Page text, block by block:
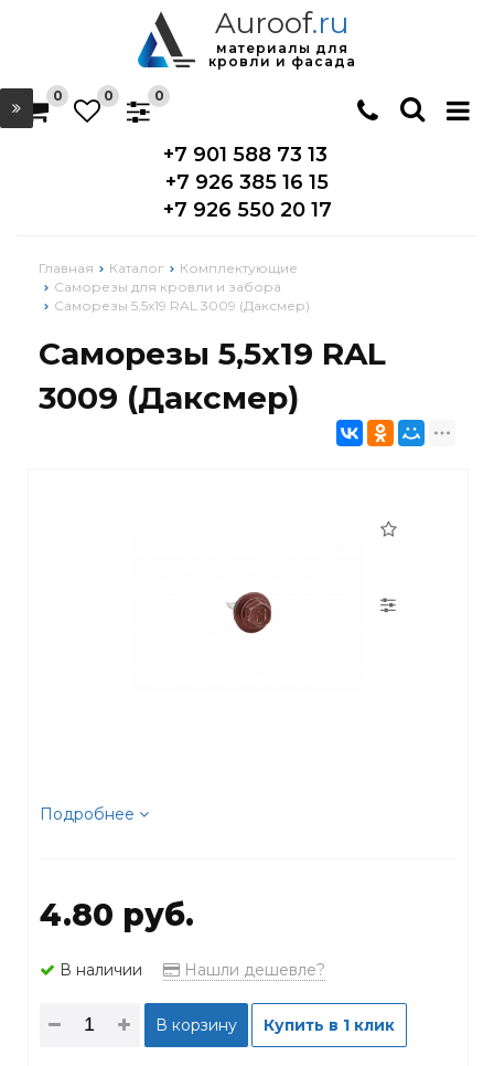
Auroof.ru
материалы для
кровли и фасада
+7 901 588 73 13
+7 926 385 16 15
+7 926 550 20 17
0 0 0
Главная Каталог
Комплектующие
Саморезы для кровли и забора
Саморезы 5,5х19 RAL 3009 (Даксмер)
Саморезы 5,5х19 RAL
3009 (Даксмер)
Подробнее
4.80 руб.
В наличии Нашли дешевле?
В корзину Купить в 1 клик